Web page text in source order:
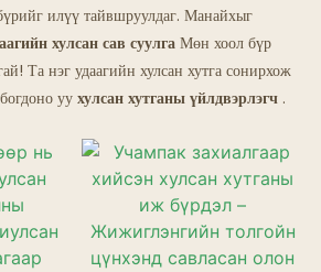
илүү тайвшруулдаг. Манайхыг
хулсан сав суулгаМөн хоол бүр
Та нэг удаагийн хулсан хутга сонирхож
уу хулсан хутганы үйлдвэрлэгч .